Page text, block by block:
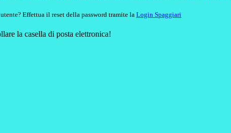
Effettua il reset della password tramite la Login Spaggiari
la casella di posta elettronica!